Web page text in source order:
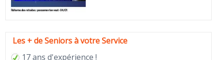
Les + de Seniors à votre Service
17 ans d'expérience !